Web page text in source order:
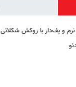
و پف‌دار با روکش شکلاتی